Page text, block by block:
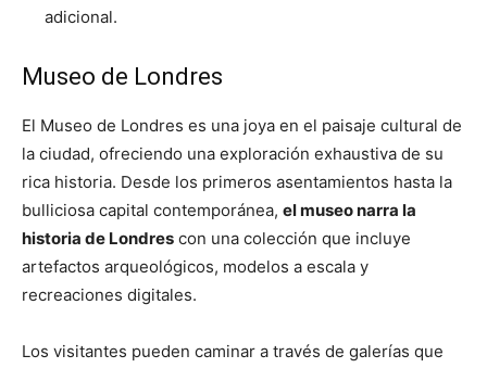
adicional.
Museo de Londres
El Museo de Londres es una joya en el paisaje cultural de
la ciudad, ofreciendo una exploración exhaustiva de su
rica historia. Desde los primeros asentamientos hasta la
bulliciosa capital contemporánea, el museo narra la
historia de Londres con una colección que incluye
artefactos arqueológicos, modelos a escala y
recreaciones digitales.
Los visitantes pueden caminar a través de galerías que